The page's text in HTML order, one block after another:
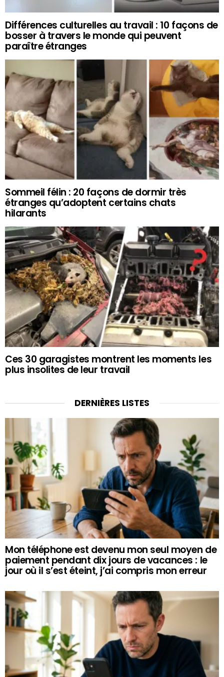
Différences culturelles au travail : 10 façons de
bosser à travers le monde qui peuvent
paraître étranges
Sommeil félin : 20 façons de dormir très
étranges qu’adoptent certains chats
hilarants
Ces 30 garagistes montrent les moments les
plus insolites de leur travail
DERNIÈRES LISTES
Mon téléphone est devenu mon seul moyen de
paiement pendant dix jours de vacances : le
jour où il s’est éteint, j’ai compris mon erreur